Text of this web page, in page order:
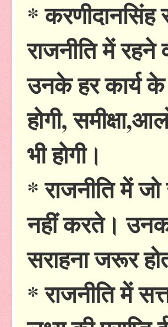
* करणीदानसिंह
राजनीति में रहने
उनके हर कार्य
होगी,
भी होगी।
* राजनीति में
नहीं करते।
सराहना जरूर
* राजनीति में